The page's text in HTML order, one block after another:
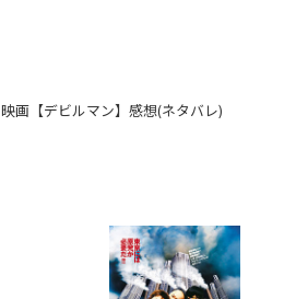
映画【デビルマン】感想(ネタバレ)